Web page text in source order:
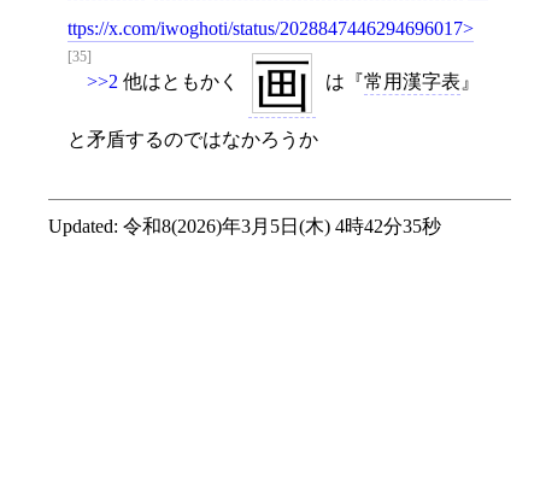
ttps://x.com/iwoghoti/status/2028847446294696017
[35]
>>2 他はともかく 画 は 常用漢字表
と矛盾するのではなかろうか
Updated: 令和8(2026)年3月5日(木) 4時42分35秒